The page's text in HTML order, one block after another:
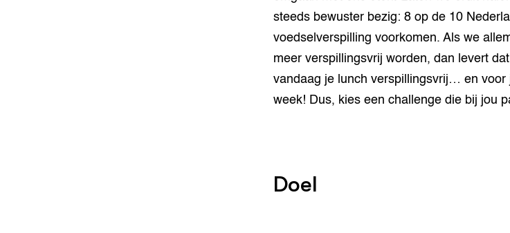
steeds bewuster bezig: 8 op de 10
voedselverspilling voorkomen. Als we
meer verspillingsvrij worden, dan levert
vandaag je lunch verspillingsvrij… en voor
week! Dus, kies een challenge die bij jou
Doel